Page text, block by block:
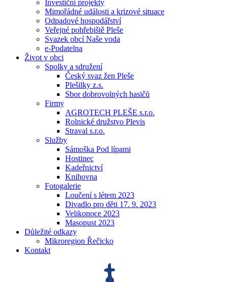
Investiční projekty
Mimořádné události a krizové situace
Odpadové hospodářství
Veřejné pohřebiště Pleše
Svazek obcí Naše voda
e-Podatelna
Život v obci
Spolky a sdružení
Český svaz žen Pleše
Plešilky z.s.
Sbor dobrovolných hasičů
Firmy
AGROTECH PLEŠE s.r.o.
Rolnické družstvo Plevis
Straval s.r.o.
Služby
Sámoška Pod lípami
Hostinec
Kadeřnictví
Knihovna
Fotogalerie
Loučení s létem 2023
Divadlo pro děti 17. 9. 2023
Velikonoce 2023
Masopust 2023
Důležité odkazy
Mikroregion Řečicko
Kontakt